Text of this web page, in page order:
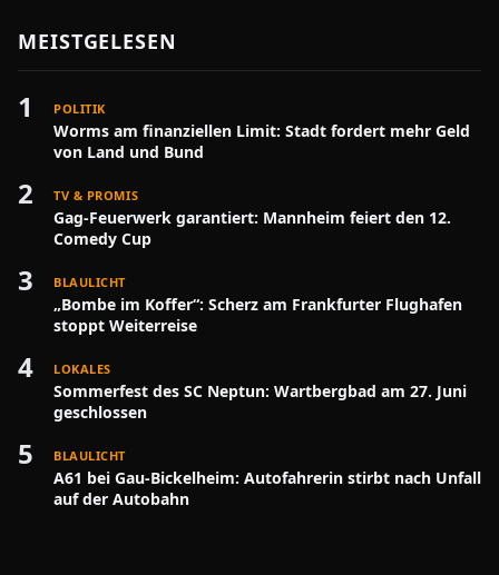
MEISTGELESEN
1 POLITIK
Worms am finanziellen Limit: Stadt fordert mehr Geld
von Land und Bund
2 TV & PROMIS
Gag-Feuerwerk garantiert: Mannheim feiert den 12.
Comedy Cup
3 BLAULICHT
„Bombe im Koffer“: Scherz am Frankfurter Flughafen
stoppt Weiterreise
4 LOKALES
Sommerfest des SC Neptun: Wartbergbad am 27. Juni
geschlossen
5 BLAULICHT
A61 bei Gau-Bickelheim: Autofahrerin stirbt nach Unfall
auf der Autobahn